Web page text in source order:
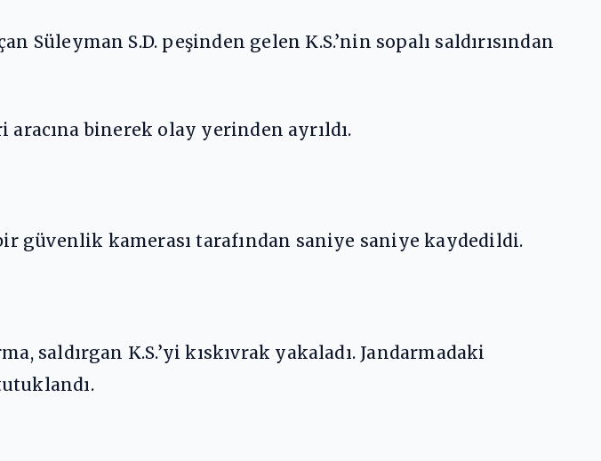
Süleyman S.D. peşinden gelen K.S.’nin sopalı saldırısından
aracına binerek olay yerinden ayrıldı.
güvenlik kamerası tarafından saniye saniye kaydedildi.
saldırgan K.S.’yi kıskıvrak yakaladı. Jandarmadaki